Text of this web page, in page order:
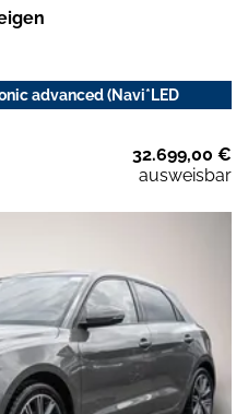
advanced (Navi*LED
32.699,00 €
ausweisbar